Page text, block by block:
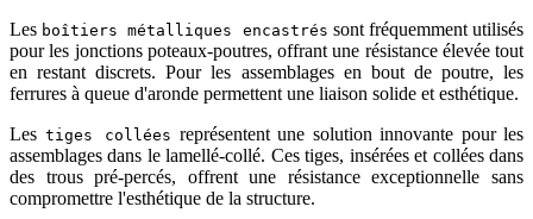
Les boîtiers métalliques encastrés sont fréquemment utilisés
pour les jonctions poteaux-poutres, offrant une résistance élevée tout
en restant discrets. Pour les assemblages en bout de poutre, les
ferrures à queue d'aronde permettent une liaison solide et esthétique.
Les tiges collées représentent une solution innovante pour les
assemblages dans le lamellé-collé. Ces tiges, insérées et collées dans
des trous pré-percés, offrent une résistance exceptionnelle sans
compromettre l'esthétique de la structure.